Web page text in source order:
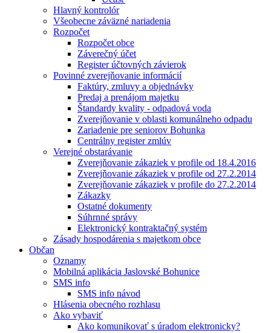
Hlavný kontrolór
Všeobecne záväzné nariadenia
Rozpočet
Rozpočet obce
Záverečný účet
Register účtovných závierok
Povinné zverejňovanie informácií
Faktúry, zmluvy a objednávky
Predaj a prenájom majetku
Štandardy kvality - odpadová voda
Zverejňovanie v oblasti komunálneho odpadu
Zariadenie pre seniorov Bohunka
Centrálny register zmlúv
Verejné obstarávanie
Zverejňovanie zákaziek v profile od 18.4.2016
Zverejňovanie zákaziek v profile od 27.2.2014
Zverejňovanie zákaziek v profile do 27.2.2014
Zákazky
Ostatné dokumenty
Súhrnné správy
Elektronický kontraktačný systém
Zásady hospodárenia s majetkom obce
Občan
Oznamy
Mobilná aplikácia Jaslovské Bohunice
SMS info
SMS info návod
Hlásenia obecného rozhlasu
Ako vybaviť
Ako komunikovať s úradom elektronicky?